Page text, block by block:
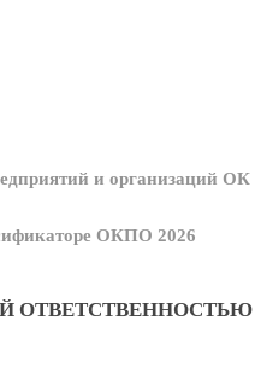
и организаций ОК
ОКПО 2026